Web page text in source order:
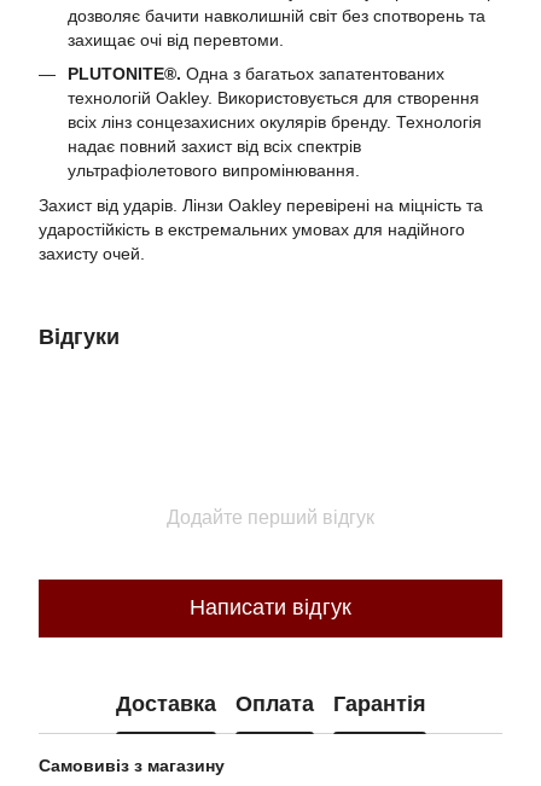
дозволяє бачити навколишній світ без спотворень та
захищає очі від перевтоми.
PLUTONITE®. Одна з багатьох запатентованих
технологій Oakley. Використовується для створення
всіх лінз сонцезахисних окулярів бренду. Технологія
надає повний захист від всіх спектрів
ультрафіолетового випромінювання.
Захист від ударів. Лінзи Oakley перевірені на міцність та
ударостійкість в екстремальних умовах для надійного
захисту очей.
Відгуки
Додайте перший відгук
Написати відгук
Доставка Оплата Гарантія
Самовивіз з магазину